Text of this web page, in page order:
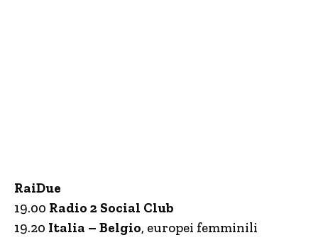
RaiDue
19.00 Radio 2 Social Club
19.20 Italia – Belgio, europei femminili